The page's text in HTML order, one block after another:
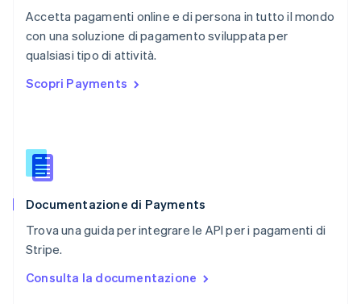
Accetta pagamenti online e di persona in tutto il mondo
con una soluzione di pagamento sviluppata per
qualsiasi tipo di attività.
Scopri Payments
Documentazione di Payments
Trova una guida per integrare le API per i pagamenti di
Stripe.
Consulta la documentazione
English简体中文
Regno Unito
English
English
English
Slovacchia
Slovenia
Spagna
Español
English Español简体中文